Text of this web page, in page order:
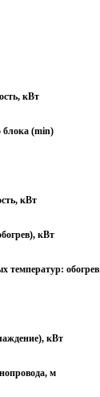
кВт
блока (min)
кВт
кВт
температур: обогрев
кВт
м